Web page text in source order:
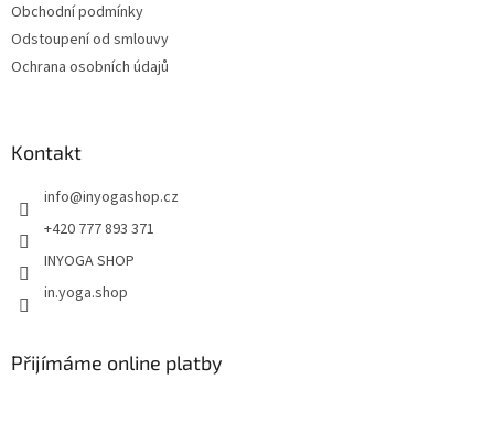
Obchodní podmínky
Odstoupení od smlouvy
Ochrana osobních údajů
Kontakt
info@inyogashop.cz
+420 777 893 371
INYOGA SHOP
in.yoga.shop
Přijímáme online platby